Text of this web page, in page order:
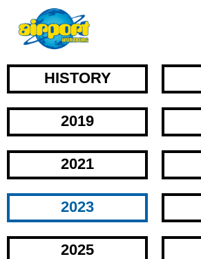
HISTORY
2019
2021
2023
2025